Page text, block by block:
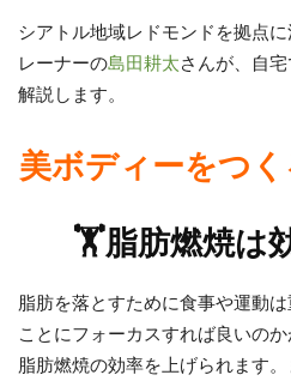
シアトル地域レドモンドを拠点
レーナーの島田耕太さんが、自
解説します。
美ボディーをつ
🏋️脂肪燃焼は
脂肪を落とすために食事や運動
ことにフォーカスすれば良いの
脂肪燃焼の効率を上げられます